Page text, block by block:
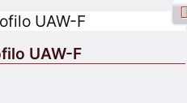
UAW-F